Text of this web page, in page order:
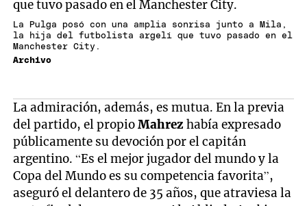
La Pulga posó con una amplia sonrisa junto a Mila,
la hija del futbolista argelí que tuvo pasado en el
Manchester City.
Archivo
La admiración, además, es mutua. En la previa
del partido, el propioMahrezhabía expresado
públicamente su devoción por el capitán
argentino. “Es el mejor jugador del mundo y la
Copa del Mundo es su competencia favorita”,
aseguró el delantero de 35 años, que atraviesa la